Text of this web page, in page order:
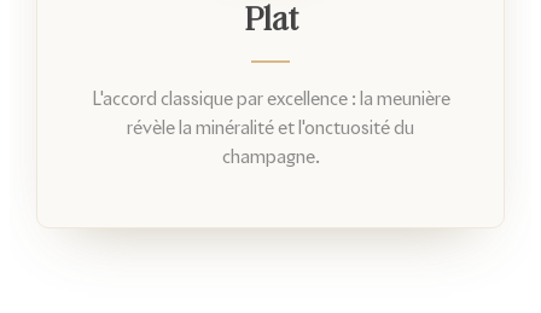
Plat
L'accord classique par excellence : la meunière
révèle la minéralité et l'onctuosité du
champagne.